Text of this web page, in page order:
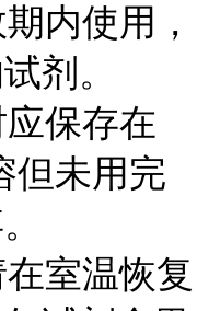
内使用，
剂。
保存在
但未用完
室温恢复